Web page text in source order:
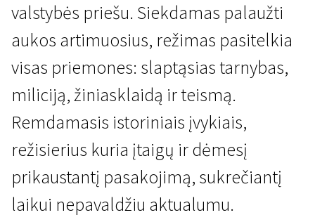
Kertant Europą
Nepalikti žymių
valstybės priešu. Siekdamas palaužti
aukos artimuosius, režimas pasitelkia
visas priemones: slaptąsias tarnybas,
miliciją, žiniasklaidą ir teismą.
Remdamasis istoriniais įvykiais,
režisierius kuria įtaigų ir dėmesį
prikaustantį pasakojimą, sukrečiantį
laikui nepavaldžiu aktualumu.